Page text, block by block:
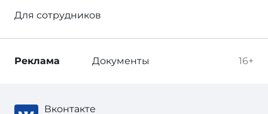
Для сотрудников
16+
Реклама Документы
Вконтакте